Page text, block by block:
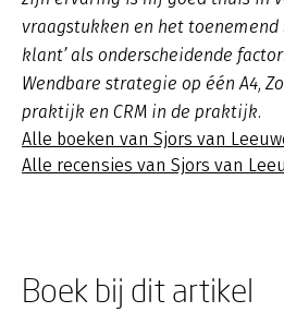
vraagstukken en het toenemend
klant’ als onderscheidende
Wendbare strategie op één A4,
praktijk en CRM in de praktijk.
Alle boeken van Sjors van
Alle recensies van Sjors van
Boek bij dit artikel